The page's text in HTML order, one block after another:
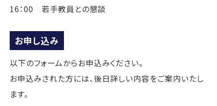
16：00 若手教員との懇談
お申し込み
以下のフォームからお申込みください。
お申込みされた方には、後日詳しい内容をご案内いたし
ます。